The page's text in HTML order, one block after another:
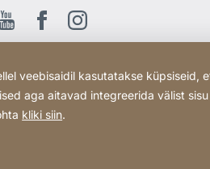
Youtube Facebook
veebisaidil kasutatakse küpsiseid,
aga aitavad integreerida välist
kliki siin.